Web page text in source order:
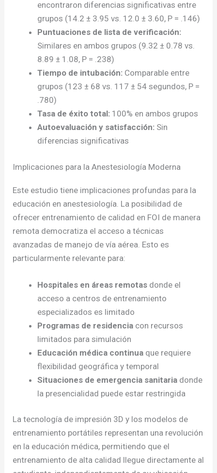
encontraron diferencias significativas entre
grupos (14.2 ± 3.95 vs. 12.0 ± 3.60, P = .146)
Puntuaciones de lista de verificación:
Similares en ambos grupos (9.32 ± 0.78 vs.
8.89 ± 1.08, P = .238)
Tiempo de intubación: Comparable entre
grupos (123 ± 68 vs. 117 ± 54 segundos, P =
.780)
Tasa de éxito total: 100% en ambos grupos
Autoevaluación y satisfacción: Sin
diferencias significativas
Implicaciones para la Anestesiología Moderna
Este estudio tiene implicaciones profundas para la
educación en anestesiología. La posibilidad de
ofrecer entrenamiento de calidad en FOI de manera
remota democratiza el acceso a técnicas
avanzadas de manejo de vía aérea. Esto es
particularmente relevante para:
Hospitales en áreas remotas donde el
acceso a centros de entrenamiento
especializados es limitado
Programas de residencia con recursos
limitados para simulación
Educación médica continua que requiere
flexibilidad geográfica y temporal
Situaciones de emergencia sanitaria donde
la presencialidad puede estar restringida
La tecnología de impresión 3D y los modelos de
entrenamiento portátiles representan una revolución
en la educación médica, permitiendo que el
entrenamiento de alta calidad llegue directamente al